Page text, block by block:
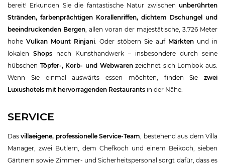
bereit! Erkunden Sie die fantastische Natur zwischen unberührten
Stränden, farbenprächtigen Korallenriffen, dichtem Dschungel und
beeindruckenden Bergen, allen voran der majestätische, 3.726 Meter
hohe Vulkan Mount Rinjani. Oder stöbern Sie auf Märkten und in
lokalen Shops nach Kunsthandwerk – insbesondere durch seine
hübschen Töpfer-, Korb- und Webwarenzeichnet sich Lombok aus.
Wenn Sie einmal auswärts essen möchten, finden Sie zwei
Luxushotels mit hervorragenden Restaurants in der Nähe.
SERVICE
Das villaeigene, professionelle Service-Team, bestehend aus dem Villa
Manager, zwei Butlern, dem Chefkoch und einem Beikoch, sieben
Gärtnern sowie Zimmer- und Sicherheitspersonal sorgt dafür, dass es